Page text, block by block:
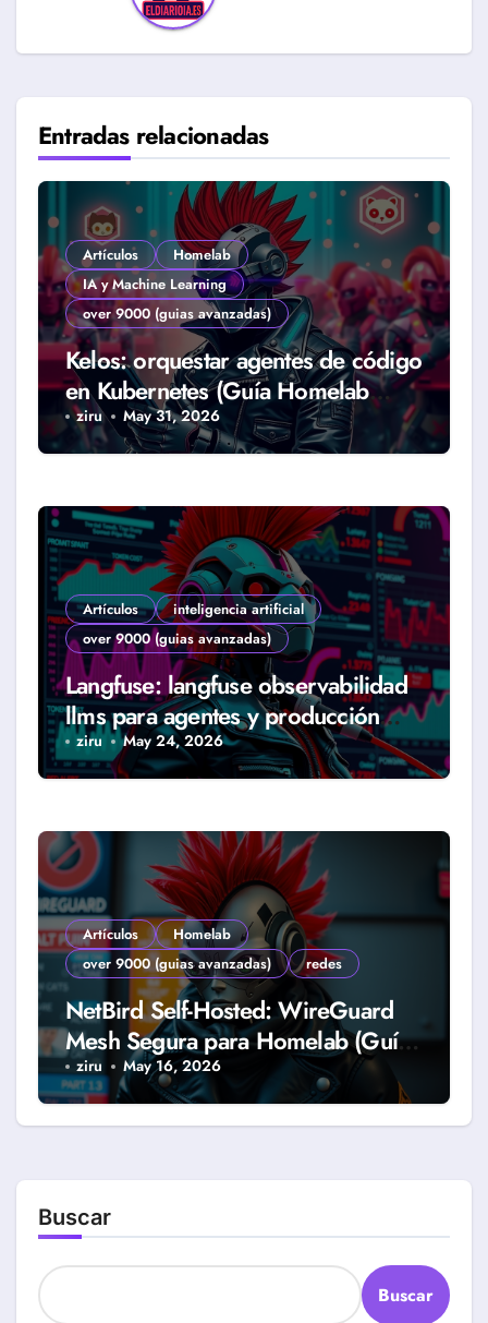
Entradas relacionadas
Artículos
Homelab
IA y Machine Learning
over 9000 (guias avanzadas)
Kelos: orquestar agentes de código
en Kubernetes (Guía Homelab
2026)
ziru May 31, 2026
Artículos
inteligencia artificial
over 9000 (guias avanzadas)
Langfuse: langfuse observabilidad
llms para agentes y producción
real (Guía 2026)
ziru May 24, 2026
Artículos
Homelab
over 9000 (guias avanzadas)
redes
NetBird Self-Hosted: WireGuard
Mesh Segura para Homelab (Guía
2026)
ziru May 16, 2026
Buscar
Buscar